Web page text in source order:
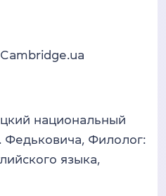
национальный
Федьковича, Филолог:
языка,